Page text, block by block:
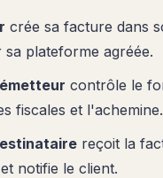
crée sa facture dans
sa plateforme agréée.
contrôle le
fiscales et l'achemine.
reçoit la
notifie le client.